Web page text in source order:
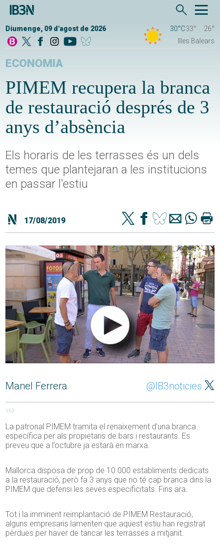
Diumenge, 09 d'agost de 2026 30°C33°
26°
Illes Balears
ECONOMIA
PIMEM recupera la branca
de restauració després de 3
anys d’absència
Els horaris de les terrasses és un dels
temes que plantejaran a les institucions
en passar l'estiu
17/08/2019
Manel Ferrera @IB3noticies
163
La patronal PIMEM tramita el renaixement d’una branca
específica per als propietaris de bars i restaurants. Es
preveu que a l’octubre ja estarà en marxa.
Mallorca disposa de prop de 10.000 establiments dedicats
a la restauració, però fa 3 anys que no té cap branca dins la
PIMEM que defensi les seves especificitats. Fins ara.
Tot i la imminent reimplantació de PIMEM Restauració,
alguns empresaris lamenten que aquest estiu han registrat
pèrdues per haver de tancar les terrasses a mitjanit.